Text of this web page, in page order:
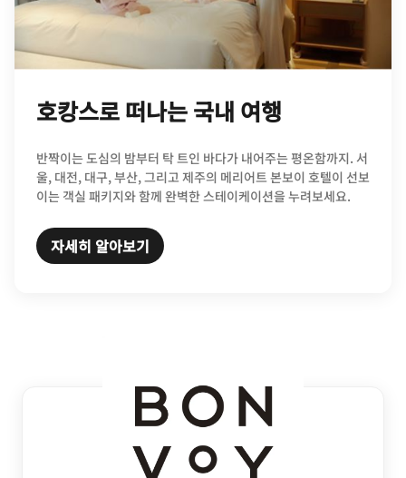
호캉스로 떠나는 국내 여행
반짝이는 도심의 밤부터 탁 트인 바다가 내어주는 평온함까지. 서
울, 대전, 대구, 부산, 그리고 제주의 메리어트 본보이 호텔이 선보
이는 객실 패키지와 함께 완벽한 스테이케이션을 누려보세요.
자세히 알아보기